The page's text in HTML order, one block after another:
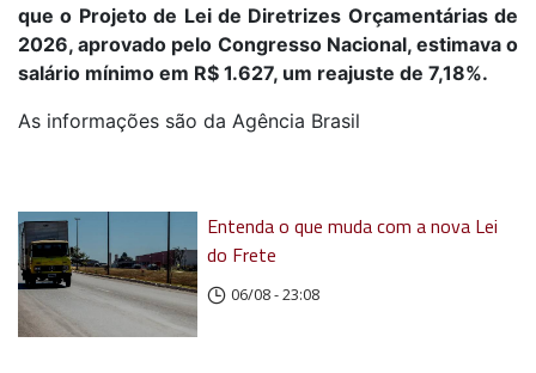
que o Projeto de Lei de Diretrizes Orçamentárias de
2026, aprovado pelo Congresso Nacional, estimava o
salário mínimo em R$ 1.627, um reajuste de 7,18%.
As informações são da Agência Brasil
Entenda o que muda com a nova Lei
do Frete
06/08 - 23:08